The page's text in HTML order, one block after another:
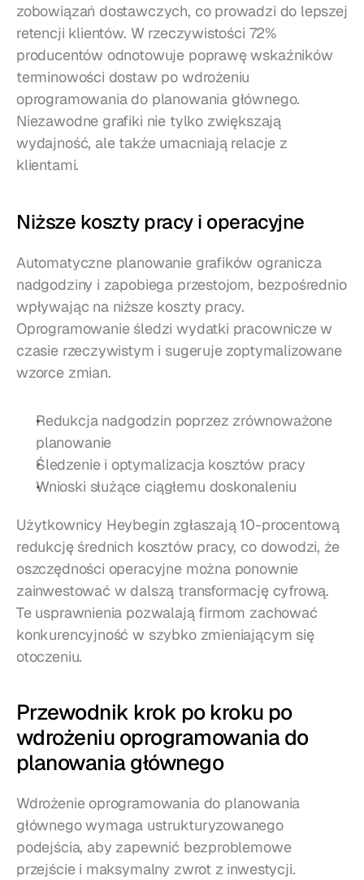
zobowiązań dostawczych, co prowadzi do lepszej
retencji klientów. W rzeczywistości 72%
producentów odnotowuje poprawę wskaźników
terminowości dostaw po wdrożeniu
oprogramowania do planowania głównego.
Niezawodne grafiki nie tylko zwiększają
wydajność, ale także umacniają relacje z
klientami.
Niższe koszty pracy i operacyjne
Automatyczne planowanie grafików ogranicza
nadgodziny i zapobiega przestojom, bezpośrednio
wpływając na niższe koszty pracy.
Oprogramowanie śledzi wydatki pracownicze w
czasie rzeczywistym i sugeruje zoptymalizowane
wzorce zmian.
Redukcja nadgodzin poprzez zrównoważone
planowanie
Śledzenie i optymalizacja kosztów pracy
Wnioski służące ciągłemu doskonaleniu
Użytkownicy Heybegin zgłaszają 10-procentową
redukcję średnich kosztów pracy, co dowodzi, że
oszczędności operacyjne można ponownie
zainwestować w dalszą transformację cyfrową.
Te usprawnienia pozwalają firmom zachować
konkurencyjność w szybko zmieniającym się
otoczeniu.
Przewodnik krok po kroku po
wdrożeniu oprogramowania do
planowania głównego
Wdrożenie oprogramowania do planowania
głównego wymaga ustrukturyzowanego
podejścia, aby zapewnić bezproblemowe
przejście i maksymalny zwrot z inwestycji.